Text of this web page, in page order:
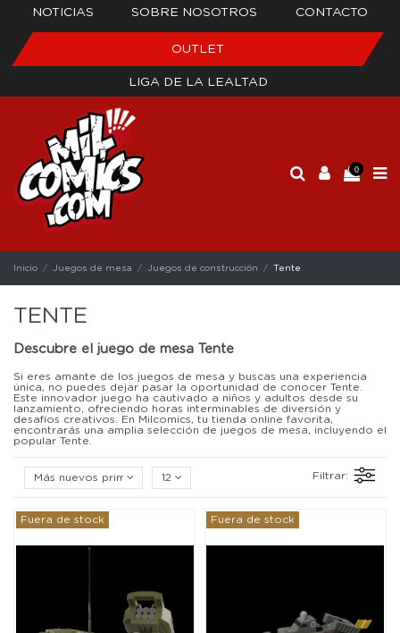
NOTICIAS SOBRE NOSOTROS CONTACTO
OUTLET
LIGA DE LA LEALTAD
0
Inicio Juegos de mesa Juegos de construcción Tente
TENTE
Descubre el juego de mesa Tente
Si eres amante de los juegos de mesa y buscas una experiencia
única, no puedes dejar pasar la oportunidad de conocer Tente.
Este innovador juego ha cautivado a niños y adultos desde su
lanzamiento, ofreciendo horas interminables de diversión y
desafíos creativos. En Milcomics, tu tienda online favorita,
encontrarás una amplia selección de juegos de mesa, incluyendo el
popular Tente.
Más nuevos primero 12 Filtrar:
Fuera de stock Fuera de stock